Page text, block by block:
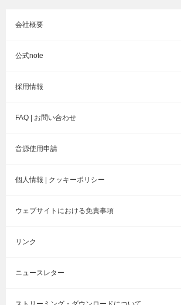
会社概要
公式note
採用情報
FAQ | お問い合わせ
音源使用申請
個人情報 | クッキーポリシー
ウェブサイトにおける免責事項
リンク
ニュースレター